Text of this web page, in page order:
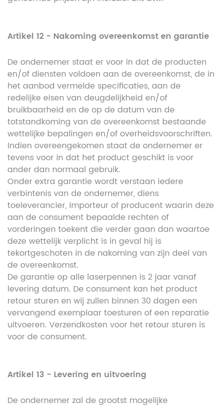
Artikel 12 - Nakoming overeenkomst en garantie
De ondernemer staat er voor in dat de producten
en/of diensten voldoen aan de overeenkomst, de in
het aanbod vermelde specificaties, aan de
redelijke eisen van deugdelijkheid en/of
bruikbaarheid en de op de datum van de
totstandkoming van de overeenkomst bestaande
wettelijke bepalingen en/of overheidsvoorschriften.
Indien overeengekomen staat de ondernemer er
tevens voor in dat het product geschikt is voor
ander dan normaal gebruik.
Onder extra garantie wordt verstaan iedere
verbintenis van de ondernemer, diens
toeleverancier, importeur of producent waarin deze
aan de consument bepaalde rechten of
vorderingen toekent die verder gaan dan waartoe
deze wettelijk verplicht is in geval hij is
tekortgeschoten in de nakoming van zijn deel van
de overeenkomst.
De garantie op alle laserpennen is 2 jaar vanaf
levering datum. De consument kan het product
retour sturen en wij zullen binnen 30 dagen een
vervangend exemplaar toesturen of een reparatie
uitvoeren. Verzendkosten voor het retour sturen is
voor de consument.
Artikel 13 - Levering en uitvoering
De ondernemer zal de grootst mogelijke